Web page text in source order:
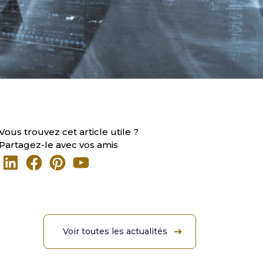
trouvez cet article utile ?
le avec vos amis
Voir toutes les actualités